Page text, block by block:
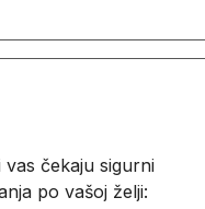
vas čekaju sigurni
po vašoj želji: